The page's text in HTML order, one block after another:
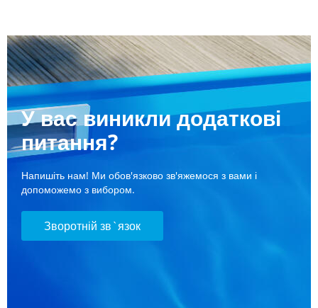
У вас виникли додаткові
питання?
Напишіть нам! Ми обов'язково зв'яжемося з вами і
допоможемо з вибором.
Зворотній зв`язок